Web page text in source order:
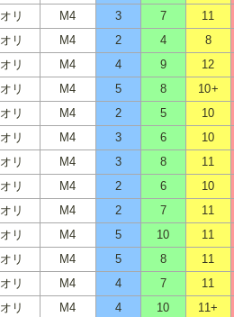
オリ M4 3 7 11
オリ M4 2 4 8
オリ M4 4 9 12
オリ M4 5 8 10+
オリ M4 2 5 10
オリ M4 3 6 10
オリ M4 3 8 11
オリ M4 2 6 10
オリ M4 2 7 11
オリ M4 5 10 11
オリ M4 5 8 11
オリ M4 4 7 11
オリ M4 4 10 11+